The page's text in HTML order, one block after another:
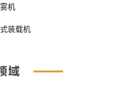
机
装载机